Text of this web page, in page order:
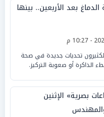
بعد الأربعين.. بينها
تحديات جديدة في صحة
الذاكرة أو صعوبة التركيز.
بصرية» الإثنين